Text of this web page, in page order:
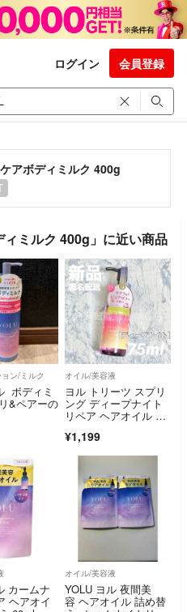
ログイン 会員登録
アボディミルク 400g
ィミルク 400g」に近い商品
ン/ミルク
ボディミ
&ペアーの
オイル/美容液
ヨル トリーツ スプリ
ング ディープナイト
リペア ヘアオイル 75
¥1,199
カームナ
ヘアオイ
オイル/美容液
YOLU ヨル 夜間美
容 ヘアオイル 詰め替